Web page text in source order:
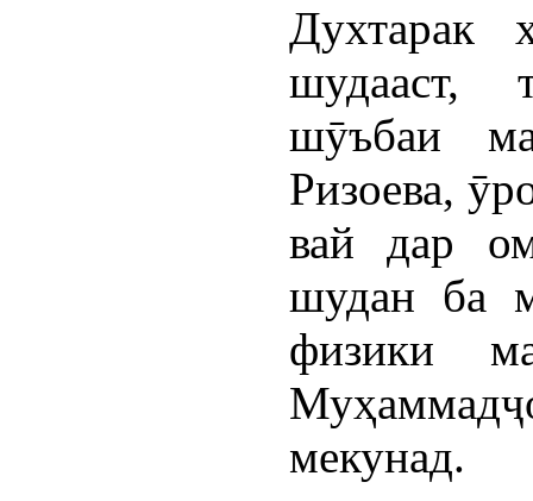
Духтарак
шудааст,
шӯъбаи
Ризоева,
вай дар
шудан ба
физики
мекунад.